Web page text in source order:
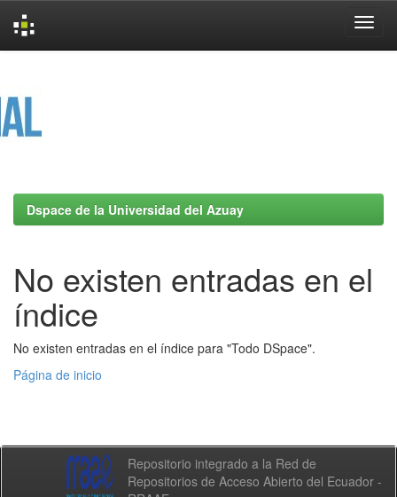
Dspace de la Universidad del Azuay
No existen entradas en el
índice
No existen entradas en el índice para "Todo DSpace".
Página de inicio
Repositorio integrado a la Red de
Repositorios de Acceso Abierto del Ecuador -